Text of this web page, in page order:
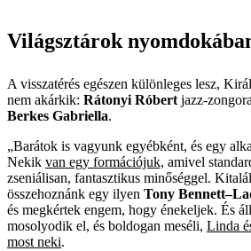
Világsztárok
A visszatérés egészen különleges lesz,
nem akárkik: Rátonyi Róbert jazz-
Berkes Gabriella.
„Barátok is vagyunk egyébként, és egy
Nekik van egy formációjuk, amivel
zseniálisan, fantasztikus minőséggel.
összehoznánk egy ilyen Tony
és megkértek engem, hogy énekeljek. És
mosolyodik el, és boldogan meséli, Linda
most neki.